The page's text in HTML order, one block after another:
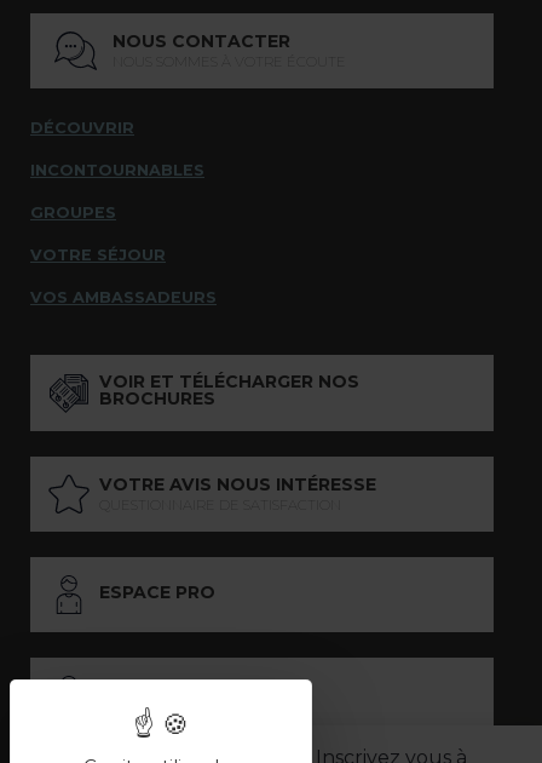
Inscrivez vous à
NOUS CONTACTER
DÉCOUVRIR
INCONTOURNABLES
GROUPES
VOTRE SÉJOUR
VOS AMBASSADEURS
VOIR ET TÉLÉCHARGER NOS
BROCHURES
VOTRE AVIS NOUS INTÉRESSE
ESPACE PRO